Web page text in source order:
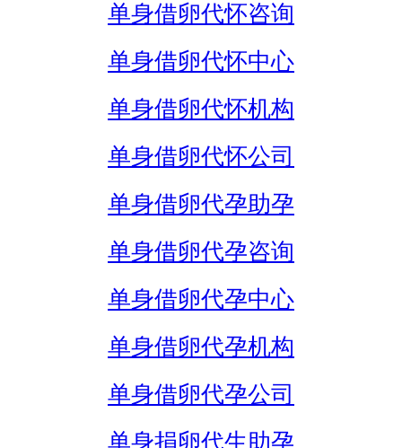
单身借卵代怀咨询
单身借卵代怀中心
单身借卵代怀机构
单身借卵代怀公司
单身借卵代孕助孕
单身借卵代孕咨询
单身借卵代孕中心
单身借卵代孕机构
单身借卵代孕公司
单身捐卵代生助孕